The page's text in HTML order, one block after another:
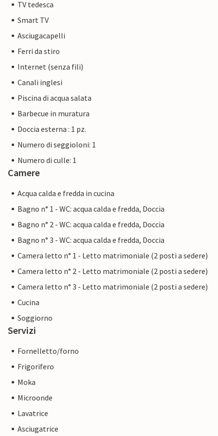
TV tedesca
Smart TV
Asciugacapelli
Ferri da stiro
Internet (senza fili)
Canali inglesi
Piscina di acqua salata
Barbecue in muratura
Doccia esterna : 1 pz.
Numero di seggioloni: 1
Numero di culle: 1
Camere
Acqua calda e fredda in cucina
Bagno n° 1 - WC: acqua calda e fredda, Doccia
Bagno n° 2 - WC: acqua calda e fredda, Doccia
Bagno n° 3 - WC: acqua calda e fredda, Doccia
Camera letto n° 1 - Letto matrimoniale (2 posti a sedere)
Camera letto n° 2 - Letto matrimoniale (2 posti a sedere)
Camera letto n° 3 - Letto matrimoniale (2 posti a sedere)
Cucina
Soggiorno
Servizi
Fornelletto/forno
Frigorifero
Moka
Microonde
Lavatrice
Asciugatrice